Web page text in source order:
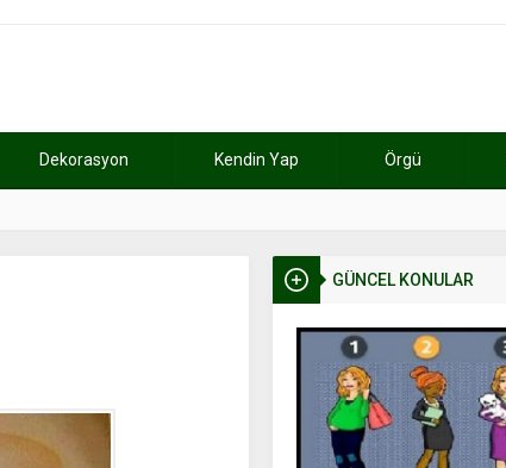
Dekorasyon Kendin Yap Örgü
GÜNCEL KONULAR